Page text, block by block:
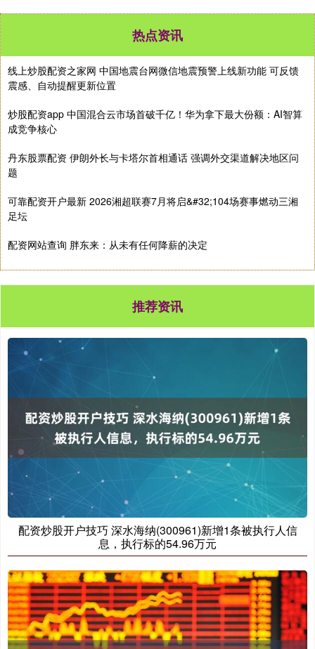
热点资讯
线上炒股配资之家网 中国地震台网微信地震预警上线新功能 可反馈
震感、自动提醒更新位置
炒股配资app 中国混合云市场首破千亿！华为拿下最大份额：AI智算
成竞争核心
丹东股票配资 伊朗外长与卡塔尔首相通话 强调外交渠道解决地区问
题
可靠配资开户最新 2026湘超联赛7月将启&#32;104场赛事燃动三湘
足坛
配资网站查询 胖东来：从未有任何降薪的决定
推荐资讯
配资炒股开户技巧 深水海纳(300961)新增1条被执行人信
息，执行标的54.96万元